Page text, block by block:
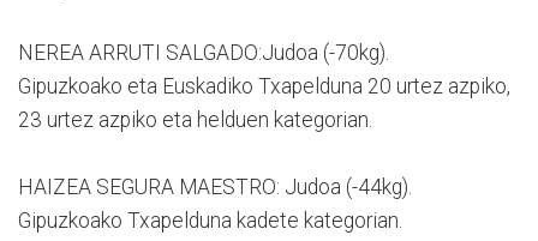
NEREA ARRUTI SALGADO:Judoa (-70kg).
Gipuzkoako eta Euskadiko Txapelduna 20 urtez azpiko,
23 urtez azpiko eta helduen kategorian.
HAIZEA SEGURA MAESTRO: Judoa (-44kg).
Gipuzkoako Txapelduna kadete kategorian.